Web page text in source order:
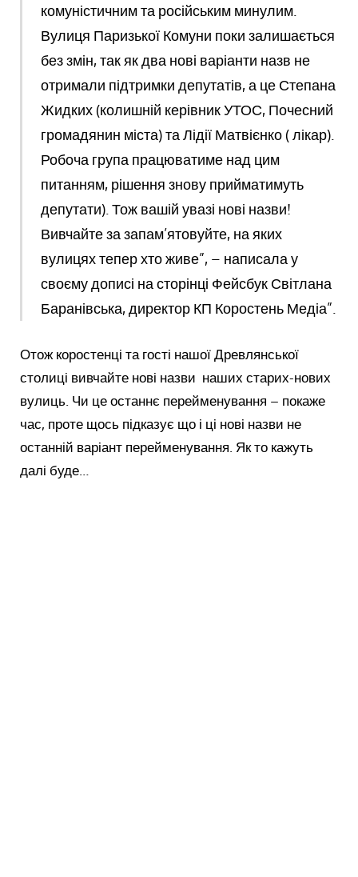
комуністичним та російським минулим.
Вулиця Паризької Комуни поки залишається
без змін, так як два нові варіанти назв не
отримали підтримки депутатів, а це Степана
Жидких (колишній керівник УТОС, Почесний
громадянин міста) та Лідії Матвієнко ( лікар).
Робоча група працюватиме над цим
питанням, рішення знову прийматимуть
депутати). Тож вашій увазі нові назви!
Вивчайте за запам’ятовуйте, на яких
вулицях тепер хто живе”, – написала у
своєму дописі на сторінці Фейсбук Світлана
Баранівська, директор КП Коростень Медіа”.
Отож коростенці та гості нашої Древлянської
столиці вивчайте нові назви наших старих-нових
вулиць. Чи це останнє перейменування – покаже
час, проте щось підказує що і ці нові назви не
останній варіант перейменування. Як то кажуть
далі буде…